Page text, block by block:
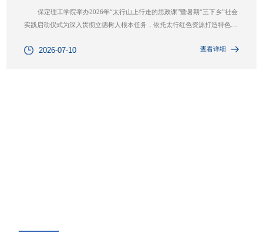
保定理工学院举办2026年“太行山上行走的思政课”暨暑期“三下乡”社会
实践启动仪式为深入贯彻立德树人根本任务，依托太行红色资源打造特色行
2026年2026-07-10 查看详细